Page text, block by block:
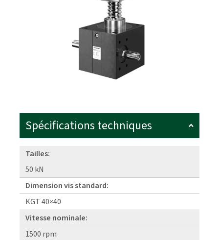
Spécifications techniques
Tailles:
50 kN
Dimension vis standard:
KGT 40×40
Vitesse nominale:
1500 rpm